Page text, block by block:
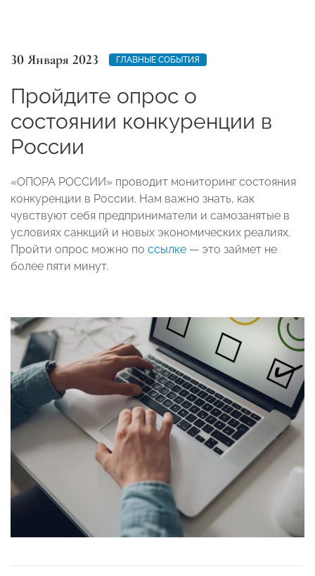
30 Января 2023 ГЛАВНЫЕ СОБЫТИЯ
Пройдите опрос о
состоянии конкуренции в
России
«ОПОРА РОССИИ» проводит мониторинг состояния
конкуренции в России. Нам важно знать, как
чувствуют себя предприниматели и самозанятые в
условиях санкций и новых экономических реалиях.
Пройти опрос можно по ссылке — это займет не
более пяти минут.